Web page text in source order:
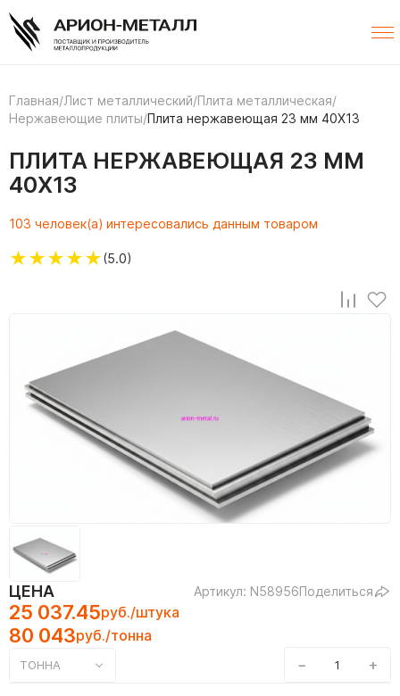
Главная/Лист металлический/Плита металлическая/
Нержавеющие плиты/Плита нержавеющая 23 мм 40Х13
ПЛИТА НЕРЖАВЕЮЩАЯ 23 ММ
40Х13
103 человек(а) интересовались данным товаром
★★★★★(5.0)
ЦЕНА Артикул: N58956Поделиться
25 037.45руб./штука
80 043руб./тонна
ТОННА − +